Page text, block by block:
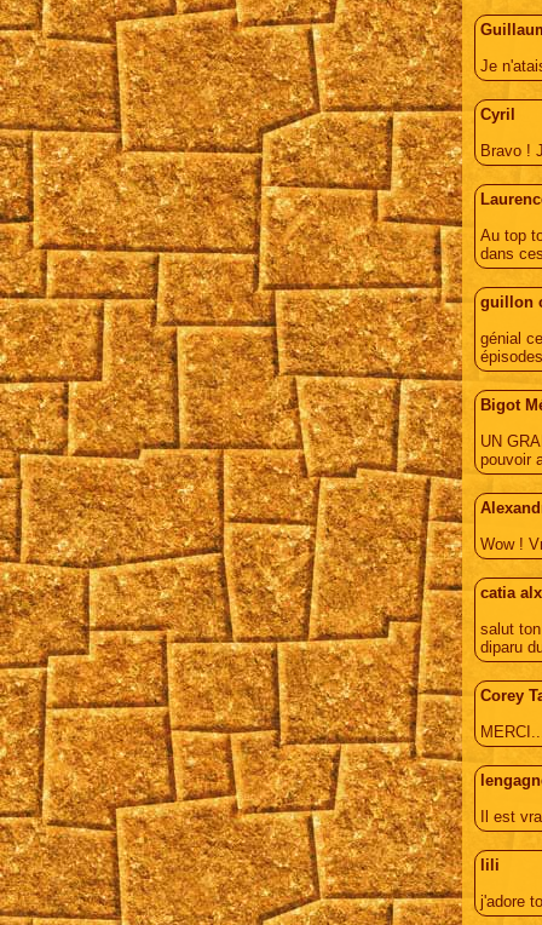
Je
Cyril
Bravo !
Au top
dans
guillon
génial
Bigot
UN
pouvoir
Wow !
catia
salut
diparu
Corey
Il est
lili
j'adore